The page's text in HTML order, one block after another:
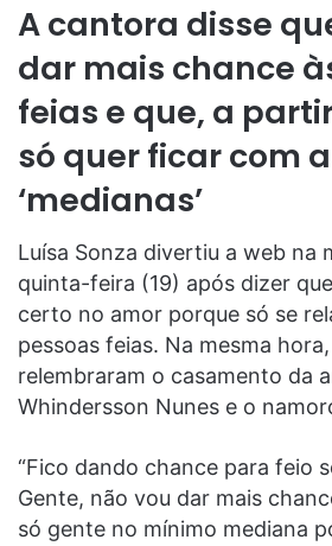
A cantora disse
dar mais chance
feias e que, a
só quer ficar com
‘medianas’
Luísa Sonza divertiu a web na
quinta-feira (19) após dizer
certo no amor porque só se
pessoas feias. Na mesma
relembraram o casamento da
Whindersson Nunes e o
“Fico dando chance para feio
Gente, não vou dar mais
só gente no mínimo mediana